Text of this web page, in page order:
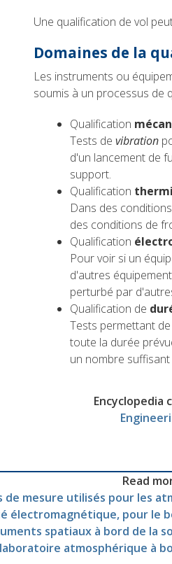
Une qualification de vol
Domaines de la
Les instruments ou
soumis à un processus de
Qualification
Tests devibration
d'un lancement de
support.
Qualification
Dans des
des conditions de
Qualification
Pour voir si un
d'autres
perturbé par
Qualification de
Tests permettant
toute la durée
un nombre
Encyclopedia
Read
mesure utilisés pour les
électromagnétique, pour le
spatiaux à bord de la
atmosphérique à